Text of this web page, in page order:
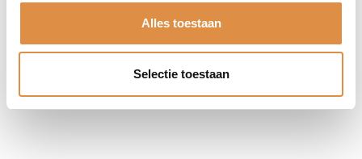
Alles toestaan
Selectie toestaan
Tenuta San Marco
Negroamaro